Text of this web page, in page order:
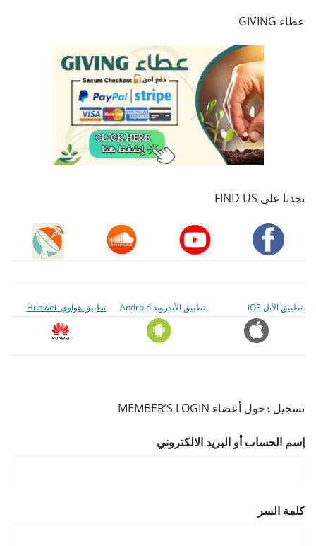
عطاء GIVING
تجدنا على FIND US
تطبيق الأبل iOS تطبيق الأندرويد Android تطبيق هواوي Huawei
تسجيل دخول أعضاء MEMBER’S LOGIN
إسم الحساب أو البريد الالكتروني
كلمة السر